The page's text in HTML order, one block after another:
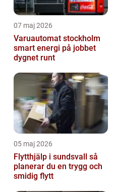
07 maj 2026
Varuautomat stockholm
smart energi på jobbet
dygnet runt
05 maj 2026
Flytthjälp i sundsvall så
planerar du en trygg och
smidig flytt